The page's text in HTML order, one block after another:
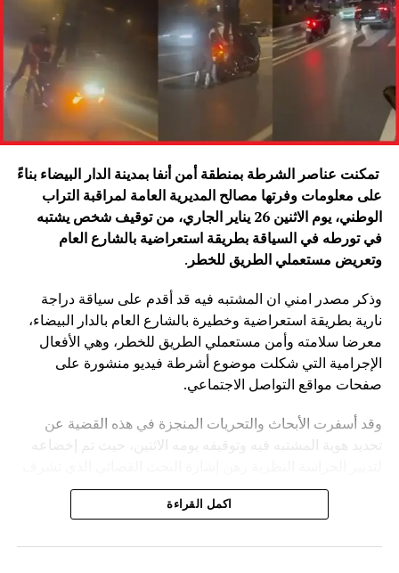
تمكنت عناصر الشرطة بمنطقة أمن أنفا بمدينة الدار البيضاء بناءً
على معلومات وفرتها مصالح المديرية العامة لمراقبة التراب
الوطني، يوم الاثنين 26 يناير الجاري، من توقيف شخص يشتبه
في تورطه في السياقة بطريقة استعراضية بالشارع العام
وتعريض مستعملي الطريق للخطر .
وذكر مصدر امني ان المشتبه فيه قد أقدم على سياقة دراجة
نارية بطريقة استعراضية وخطيرة بالشارع العام بالدار البيضاء،
معرضا سلامته وأمن مستعملي الطريق للخطر، وهي الأفعال
الإجرامية التي شكلت موضوع أشرطة فيديو منشورة على
صفحات مواقع التواصل الاجتماعي.
وقد أسفرت الأبحاث والتحريات المنجزة في هذه القضية عن
تحديد هوية المشتبه فيه وتوقيفه يومه الاثنين، حيث تم إخضاعه
عليه النيابة العامة المختصة، وذلك للكشف عن جميع ظروف
وملابسات وخلفيات هذه القضية، وكذا تحديد كافة
اكمل القراءة